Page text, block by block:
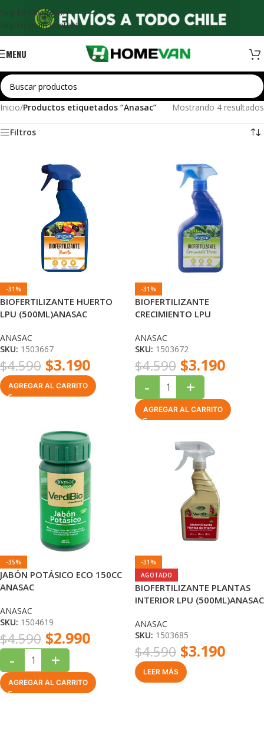
Skip to navigation
Skip to main content
MENU
Inicio/Productos etiquetados “Anasac” Mostrando 4 resultados
Filtros
-31%
BIOFERTILIZANTE HUERTO
LPU (500ML)ANASAC
ANASAC
SKU: 1503667
$4.590 $3.190
AGREGAR AL CARRITO
-31%
BIOFERTILIZANTE
CRECIMIENTO LPU
ANASAC
SKU: 1503672
$4.590 $3.190
- +
AGREGAR AL CARRITO
-35%
JABÓN POTÁSICO ECO 150CC
ANASAC
ANASAC
SKU: 1504619
$4.590 $2.990
- +
AGREGAR AL CARRITO
-31%
AGOTADO
BIOFERTILIZANTE PLANTAS
INTERIOR LPU (500ML)ANASAC
ANASAC
SKU: 1503685
$4.590 $3.190
LEER MÁS